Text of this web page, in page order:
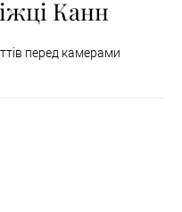
Канн
перед камерами